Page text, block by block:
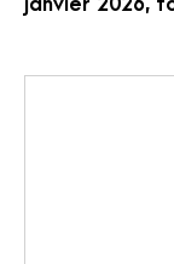
janvier 2026,